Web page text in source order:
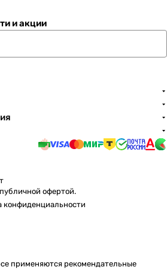
и акции
офертой.
конфиденциальности
применяются рекомендательные